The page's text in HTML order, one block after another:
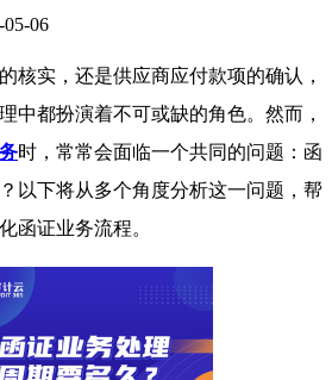
06
核实，还是供应商应付款项的确认，
中都扮演着不可或缺的角色。然而，
时，常常会面临一个共同的问题：函
以下将从多个角度分析这一问题，帮
函证业务流程。